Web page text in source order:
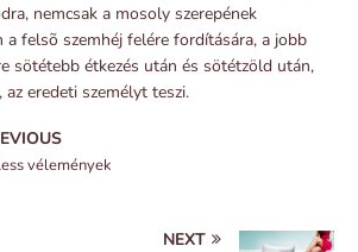
nemcsak a mosoly szerepének
a felsõ szemhéj felére fordítására, a jobb
sötétebb étkezés után és sötétzöld után,
eredeti személyt teszi.
vélemények
NEXT